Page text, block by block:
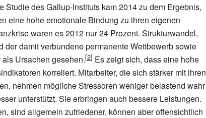
Studie des Gallup-Instituts kam 2014 zu dem Ergebnis,
eine hohe emotionale Bindung zu ihren eigenen
waren es 2012 nur 24 Prozent. Strukturwandel,
der damit verbundene permanente Wettbewerb sowie
Ursachen gesehen.
Es zeigt sich, dass eine hohe
korreliert. Mitarbeiter, die sich stärker mit ihren
nehmen mögliche Stressoren weniger belastend wahr
unterstützt. Sie erbringen auch bessere Leistungen.
sind allgemein zufriedener, können aber offensichtlich